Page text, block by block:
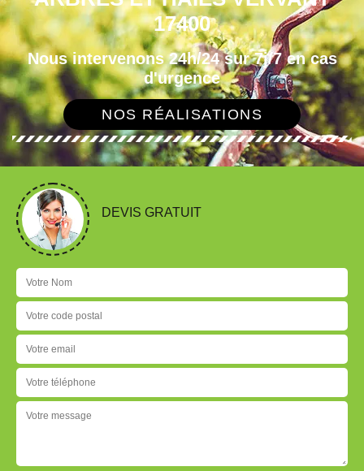
17400
Nous intervenons 24h/24 sur 7j/7 en cas
d'urgence
NOS RÉALISATIONS
DEVIS GRATUIT